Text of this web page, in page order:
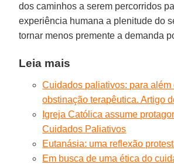
dos caminhos a serem percorridos
experiência humana a plenitude do
tornar menos premente a demanda
Leia mais
Cuidados paliativos: para além
obstinação terapêutica. Artigo
Igreja Católica assume
Cuidados Paliativos
Eutanásia: uma reflexão
Em busca de uma ética do